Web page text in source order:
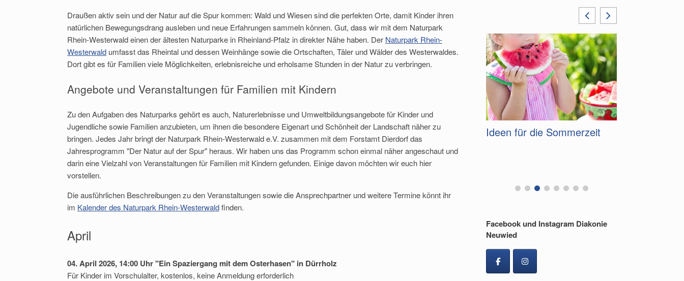
Draußen aktiv sein und der Natur auf die Spur kommen: Wald und Wiesen sind die perfekten Orte, damit Kinder ihren
natürlichen Bewegungsdrang ausleben und neue Erfahrungen sammeln können. Gut, dass wir mit dem Naturpark
Rhein-Westerwald einen der ältesten Naturparke in Rheinland-Pfalz in direkter Nähe haben. Der Naturpark Rhein-
Westerwald umfasst das Rheintal und dessen Weinhänge sowie die Ortschaften, Täler und Wälder des Westerwaldes.
Dort gibt es für Familien viele Möglichkeiten, erlebnisreiche und erholsame Stunden in der Natur zu verbringen.
Angebote und Veranstaltungen für Familien mit Kindern
Zu den Aufgaben des Naturparks gehört es auch, Naturerlebnisse und Umweltbildungsangebote für Kinder und
Jugendliche sowie Familien anzubieten, um ihnen die besondere Eigenart und Schönheit der Landschaft näher zu
bringen. Jedes Jahr bringt der Naturpark Rhein-Westerwald e.V. zusammen mit dem Forstamt Dierdorf das
Jahresprogramm "Der Natur auf der Spur" heraus. Wir haben uns das Programm schon einmal näher angeschaut und
darin eine Vielzahl von Veranstaltungen für Familien mit Kindern gefunden. Einige davon möchten wir euch hier
vorstellen.
Die ausführlichen Beschreibungen zu den Veranstaltungen sowie die Ansprechpartner und weitere Termine könnt ihr
im Kalender des Naturpark Rhein-Westerwaldfinden.
April
04. April 2026, 14:00 Uhr "Ein Spaziergang mit dem Osterhasen" in Dürrholz
Für Kinder im Vorschulalter, kostenlos, keine Anmeldung erforderlich
Gemeinsame Familien-
Aktion auf dem Pferdehof
Familien-Aktion 2026:
Abenteuer auf dem
Naturerlebnispfad
Ideen für die Sommerzeit
Facebook und Instagram Diakonie
Neuwied